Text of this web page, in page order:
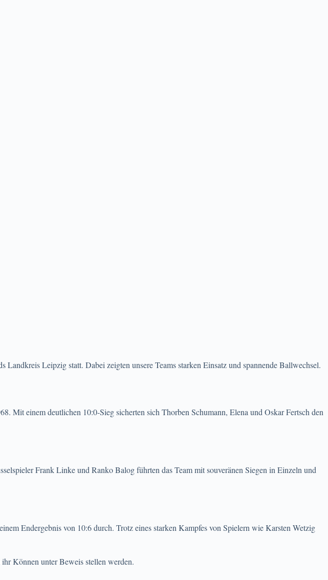
Leipzig statt. Dabei zeigten unsere Teams starken Einsatz und spannende Ballwechsel.
Mit einem deutlichen 10:0-Sieg sicherten sich Thorben Schumann, Elena und Oskar Fertsch den
Frank Linke und Ranko Balog führten das Team mit souveränen Siegen in Einzeln und
Endergebnis von 10:6 durch. Trotz eines starken Kampfes von Spielern wie Karsten Wetzig
Können unter Beweis stellen werden.